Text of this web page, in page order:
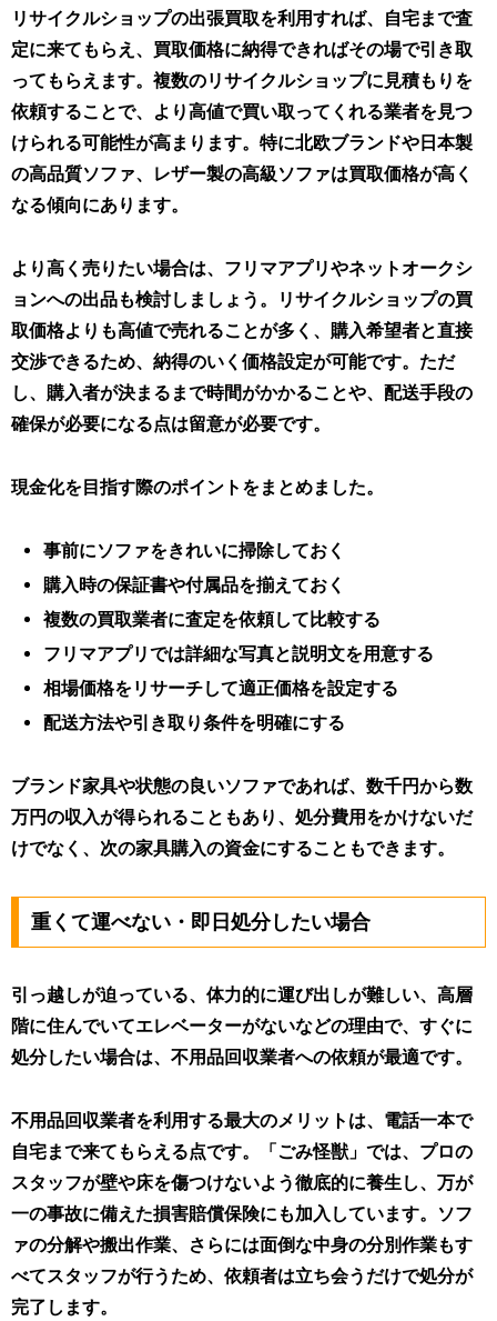
リサイクルショップの出張買取を利用すれば、自宅まで査
定に来てもらえ、買取価格に納得できればその場で引き取
ってもらえます。複数のリサイクルショップに見積もりを
依頼することで、より高値で買い取ってくれる業者を見つ
けられる可能性が高まります。 特に北欧ブランドや日本製
の高品質ソファ、レザー製の高級ソファは買取価格が高く
なる傾向にあります。
より高く売りたい場合は、フリマアプリやネットオークシ
ョンへの出品も検討しましょう。リサイクルショップの買
取価格よりも高値で売れることが多く、購入希望者と直接
交渉できるため、納得のいく価格設定が可能です。ただ
し、購入者が決まるまで時間がかかることや、配送手段の
確保が必要になる点は留意が必要です。
現金化を目指す際のポイントをまとめました。
事前にソファをきれいに掃除しておく
購入時の保証書や付属品を揃えておく
複数の買取業者に査定を依頼して比較する
フリマアプリでは詳細な写真と説明文を用意する
相場価格をリサーチして適正価格を設定する
配送方法や引き取り条件を明確にする
ブランド家具や状態の良いソファであれば、数千円から数
万円の収入が得られることもあり、処分費用をかけないだ
けでなく、次の家具購入の資金にすることもできます。
重くて運べない・即日処分したい場合
引っ越しが迫っている、体力的に運び出しが難しい、高層
階に住んでいてエレベーターがないなどの理由で、すぐに
処分したい場合は、不用品回収業者への依頼が最適です。
不用品回収業者を利用する最大のメリットは、電話一本で
自宅まで来てもらえる点です。「ごみ怪獣」では、 プロの
スタッフが壁や床を傷つけないよう徹底的に養生し、万が
一の事故に備えた損害賠償保険にも加入しています。ソフ
ァの分解や搬出作業、さらには面倒な中身の分別作業もす
べてスタッフが行うため、依頼者は立ち会うだけで処分が
完了します。